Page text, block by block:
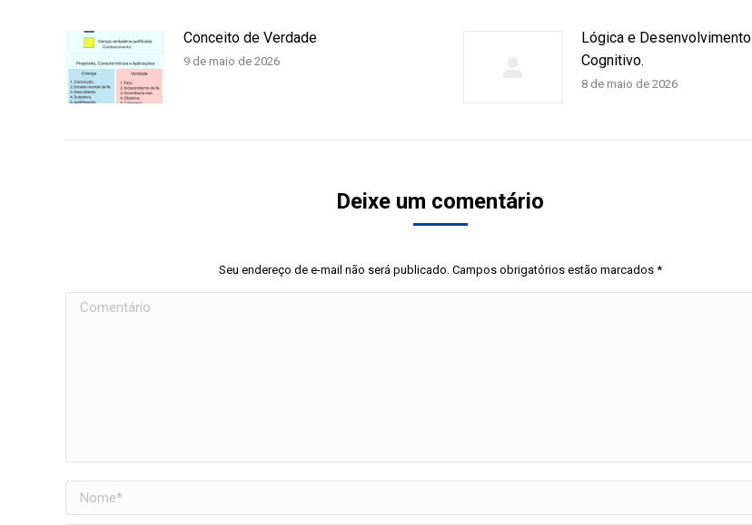
Conceito de Verdade
9 de maio de 2026
Lógica e Desenvolvimento
Cognitivo.
8 de maio de 2026
Deixe um comentário
Seu endereço de e-mail não será publicado. Campos obrigatórios estão marcados *
Comentário
Nome *